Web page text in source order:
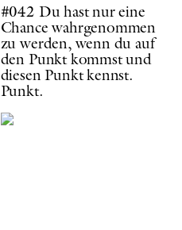
#042 Du hast nur eine
Chance wahrgenommen
zu werden, wenn du auf
den Punkt kommst und
diesen Punkt kennst.
Punkt.